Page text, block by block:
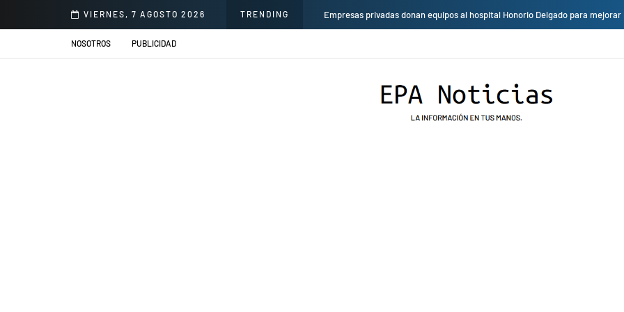
VIERNES, 7 AGOSTO 2026 TRENDING
se presentarán en el Jardín de la Cerveza Arequipeña Empresas privadas donan equipos al hospital Honorio Delgado para
NOSOTROS PUBLICIDAD